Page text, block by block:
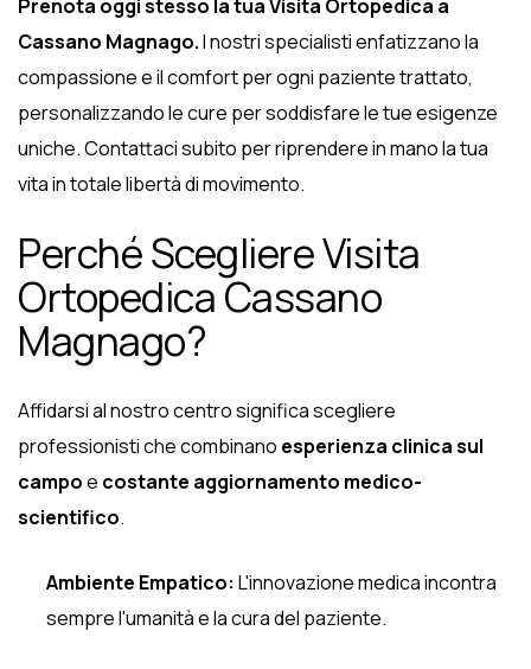
Prenota oggi stesso la tua Visita Ortopedica a
Cassano Magnago.I nostri specialisti enfatizzano la
compassione e il comfort per ogni paziente trattato,
personalizzando le cure per soddisfare le tue esigenze
uniche. Contattaci subito per riprendere in mano la tua
vita in totale libertà di movimento.
Perché Scegliere Visita
Ortopedica Cassano
Magnago?
Affidarsi al nostro centro significa scegliere
professionisti che combinano esperienza clinica sul
campoe costante aggiornamento medico-
scientifico.
Ambiente Empatico: L'innovazione medica incontra
sempre l'umanità e la cura del paziente.